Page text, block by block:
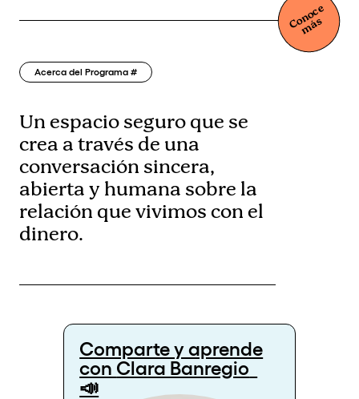
C
o
n
o
c
e
m
á
s
Acerca del Programa #
Un espacio seguro que se
crea a través de una
conversación sincera,
abierta y humana sobre la
relación que vivimos con el
dinero.
Comparte y aprende
con Clara Banregio
📣